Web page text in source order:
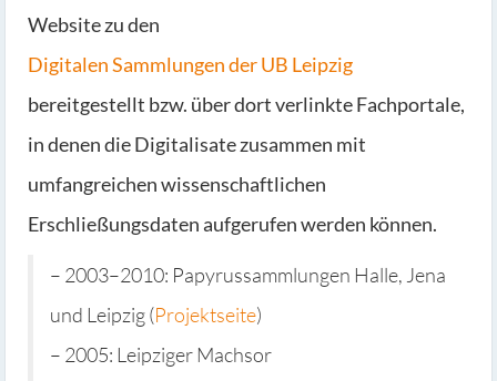
Website zu den
Digitalen Sammlungen der UB Leipzig
bereitgestellt bzw. über dort verlinkte Fachportale,
in denen die Digitalisate zusammen mit
umfangreichen wissenschaftlichen
Erschließungsdaten aufgerufen werden können.
– 2003–2010: Papyrussammlungen Halle, Jena
und Leipzig (Projektseite)
– 2005: Leipziger Machsor